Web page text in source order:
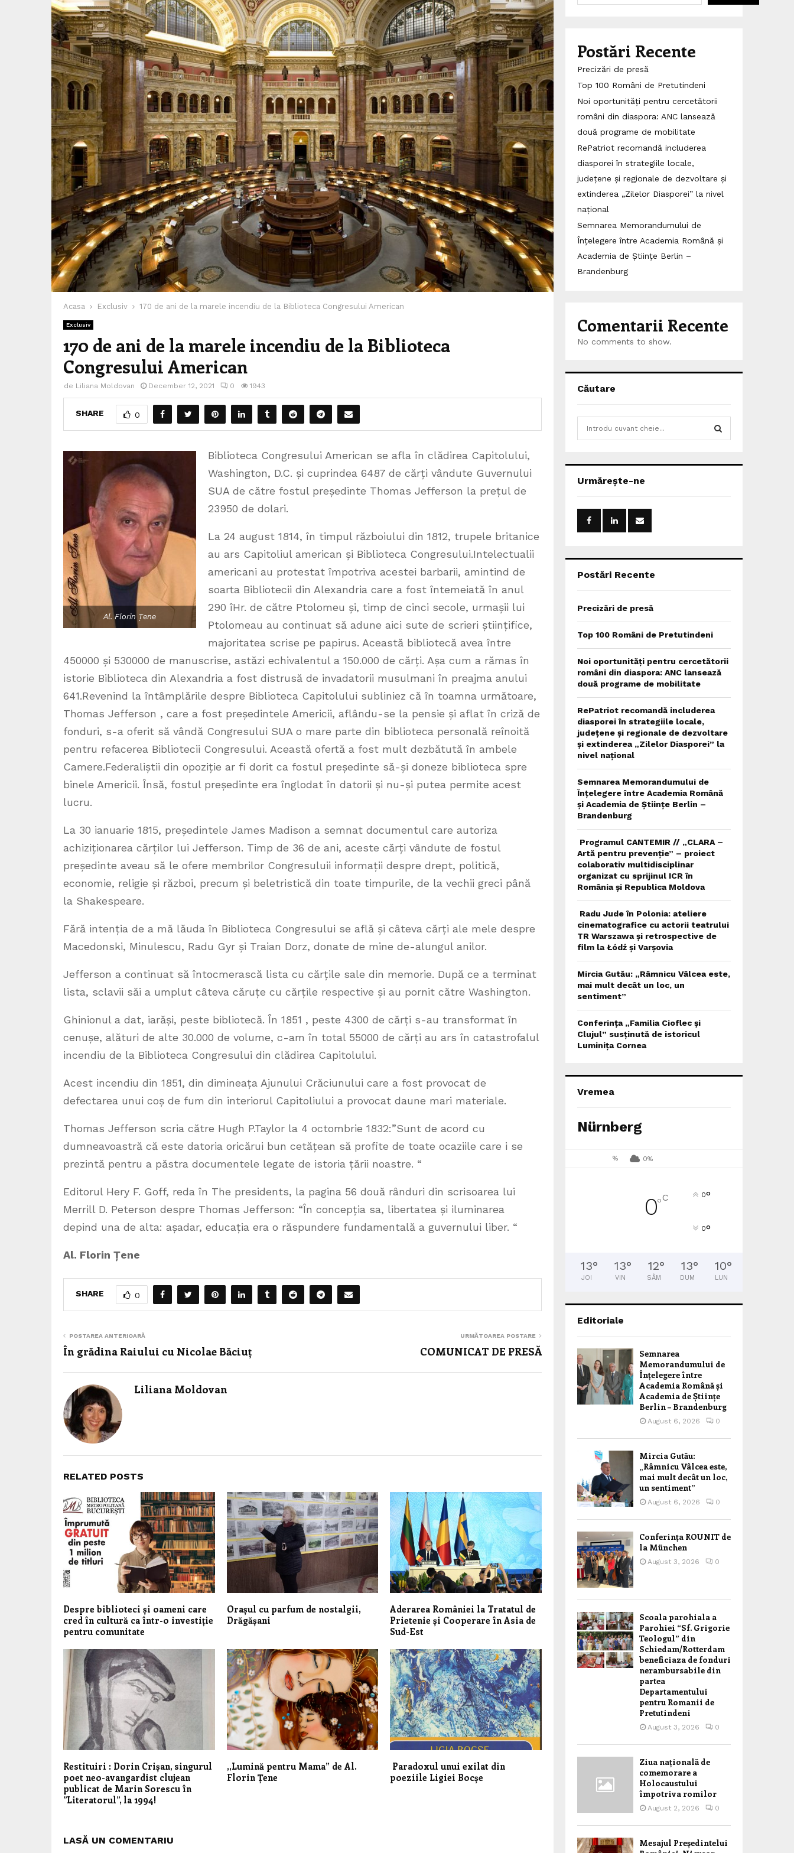
Acasa Exclusiv 170 de ani de la marele incendiu de la Biblioteca Congresului American
Exclusiv
170 de ani de la marele incendiu de la Biblioteca
Congresului American
de Liliana Moldovan December 12, 2021 0 1943
SHARE 0
Al. Florin Țene
Biblioteca Congresului American se afla în clădirea Capitolului,
Washington, D.C. și cuprindea 6487 de cărți vândute Guvernului
SUA de către fostul președinte Thomas Jefferson la prețul de
23950 de dolari.
La 24 august 1814, în timpul războiului din 1812, trupele britanice
au ars Capitoliul american și Biblioteca Congresului.Intelectualii
americani au protestat împotriva acestei barbarii, amintind de
soarta Bibliotecii din Alexandria care a fost întemeiată în anul
290 îHr. de către Ptolomeu și, timp de cinci secole, urmașii lui
Ptolomeau au continuat să adune aici sute de scrieri științifice,
majoritatea scrise pe papirus. Această bibliotecă avea între
450000 și 530000 de manuscrise, astăzi echivalentul a 150.000 de cărți. Așa cum a rămas în
istorie Biblioteca din Alexandria a fost distrusă de invadatorii musulmani în preajma anului
641.Revenind la întâmplările despre Biblioteca Capitolului subliniez că în toamna următoare,
Thomas Jefferson , care a fost președintele Americii, aflându-se la pensie și aflat în criză de
fonduri, s-a oferit să vândă Congresului SUA o mare parte din biblioteca personală reînoită
pentru refacerea Bibliotecii Congresului. Această ofertă a fost mult dezbătută în ambele
Camere.Federaliștii din opoziție ar fi dorit ca fostul președinte să-și doneze biblioteca spre
binele Americii. Însă, fostul președinte era înglodat în datorii și nu-și putea permite acest
lucru.
La 30 ianuarie 1815, președintele James Madison a semnat documentul care autoriza
achiziționarea cărților lui Jefferson. Timp de 36 de ani, aceste cărți vândute de fostul
președinte aveau să le ofere membrilor Congresuluii informații despre drept, politică,
economie, religie și război, precum și beletristică din toate timpurile, de la vechii greci până
la Shakespeare.
Fără intenția de a mă lăuda în Biblioteca Congresului se află și câteva cărți ale mele despre
Macedonski, Minulescu, Radu Gyr și Traian Dorz, donate de mine de-alungul anilor.
Jefferson a continuat să întocmerască lista cu cărțile sale din memorie. După ce a terminat
lista, sclavii săi a umplut câteva căruțe cu cărțile respective și au pornit către Washington.
Ghinionul a dat, iarăși, peste bibliotecă. În 1851 , peste 4300 de cărți s-au transformat în
cenușe, alături de alte 30.000 de volume, c-am în total 55000 de cărți au ars în catastrofalul
incendiu de la Biblioteca Congresului din clădirea Capitolului.
Acest incendiu din 1851, din dimineața Ajunului Crăciunului care a fost provocat de
defectarea unui coș de fum din interiorul Capitoliului a provocat daune mari materiale.
Thomas Jefferson scria către Hugh P.Taylor la 4 octombrie 1832:”Sunt de acord cu
dumneavoastră că este datoria oricărui bun cetățean să profite de toate ocaziile care i se
prezintă pentru a păstra documentele legate de istoria țării noastre. “
Editorul Hery F. Goff, reda în The presidents, la pagina 56 două rânduri din scrisoarea lui
Merrill D. Peterson despre Thomas Jefferson: “În concepția sa, libertatea și iluminarea
depind una de alta: așadar, educația era o răspundere fundamentală a guvernului liber. “
Al. Florin Țene
SHARE 0
POSTAREA ANTERIOARĂ
În grădina Raiului cu Nicolae Băciuț
URMĂTOAREA POSTARE
COMUNICAT DE PRESĂ
Liliana Moldovan
RELATED POSTS
Despre biblioteci și oameni care
cred în cultură ca într-o investiție
pentru comunitate
Orașul cu parfum de nostalgii,
Drăgășani
Aderarea României la Tratatul de
Prietenie și Cooperare în Asia de
Sud-Est
Restituiri : Dorin Crișan, singurul
poet neo-avangardist clujean
publicat de Marin Sorescu în
”Literatorul”, la 1994!
,,Lumină pentru Mama” de Al.
Florin Țene
Paradoxul unui exilat din
poeziile Ligiei Bocșe
LASĂ UN COMENTARIU
Postări Recente
Precizări de presă
Top 100 Români de Pretutindeni
Noi oportunități pentru cercetătorii
români din diaspora: ANC lansează
două programe de mobilitate
RePatriot recomandă includerea
diasporei în strategiile locale,
județene și regionale de dezvoltare și
extinderea „Zilelor Diasporei” la nivel
național
Semnarea Memorandumului de
Înțelegere între Academia Română și
Academia de Științe Berlin –
Brandenburg
Comentarii Recente
No comments to show.
Căutare
h
o
:
Urmărește-ne
Postări Recente
Precizări de presă
Top 100 Români de Pretutindeni
Noi oportunități pentru cercetătorii
români din diaspora: ANC lansează
două programe de mobilitate
RePatriot recomandă includerea
diasporei în strategiile locale,
județene și regionale de dezvoltare
și extinderea „Zilelor Diasporei” la
nivel național
Semnarea Memorandumului de
Înțelegere între Academia Română
și Academia de Științe Berlin –
Brandenburg
Programul CANTEMIR // „CLARA –
Artă pentru prevenție” – proiect
colaborativ multidisciplinar
organizat cu sprijinul ICR în
România și Republica Moldova
Radu Jude în Polonia: ateliere
cinematografice cu actorii teatrului
TR Warszawa și retrospective de
film la Łódź și Varșovia
Mircia Gutău: „Râmnicu Vâlcea este,
mai mult decât un loc, un
sentiment”
Conferința „Familia Cioflec și
Clujul” susținută de istoricul
Luminița Cornea
Vremea
Nürnberg
% 0%
0°C 0°
0°
13°
JOI
13°
VIN
12°
SÂM
13°
DUM
10°
LUN
Editoriale
Semnarea
Memorandumului de
Înțelegere între
Academia Română și
Academia de Științe
Berlin – Brandenburg
August 6, 2026 0
Mircia Gutău:
„Râmnicu Vâlcea este,
mai mult decât un loc,
un sentiment”
August 6, 2026 0
Conferința ROUNIT de
la München
August 3, 2026 0
Scoala parohiala a
Parohiei “Sf. Grigorie
Teologul” din
Schiedam/Rotterdam
beneficiaza de fonduri
nerambursabile din
partea
Departamentului
pentru Romanii de
Pretutindeni
August 3, 2026 0
Ziua națională de
comemorare a
Holocaustului
împotriva romilor
August 2, 2026 0
Mesajul Președintelui